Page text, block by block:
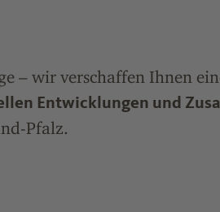
– wir verschaffen Ihnen
Entwicklungen und
Pfalz.